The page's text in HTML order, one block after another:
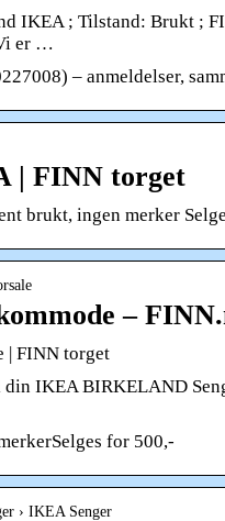
IKEA ; Tilstand: Brukt ;
er …
– anmeldelser,
| FINN torget
brukt, ingen merker
–
| FINN torget
IKEA BIRKELAND
for 500,-
› IKEA Senger